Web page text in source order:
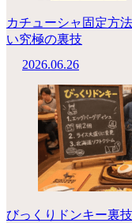
カチューシャ固定方
い究極の裏技
2026.06.26
びっくりドンキー裏